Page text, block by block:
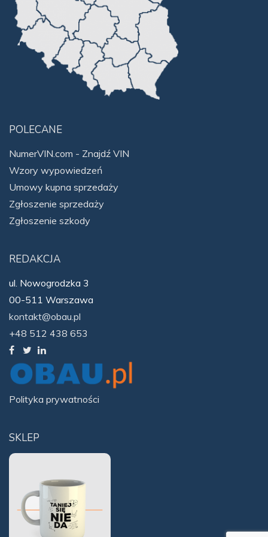
SKLEP
POLECANE
NumerVIN.com - Znajdź VIN
Wzory wypowiedzeń
Umowy kupna sprzedaży
Zgłoszenie sprzedaży
Zgłoszenie szkody
REDAKCJA
ul. Nowogrodzka 3
00-511 Warszawa
kontakt@obau.pl
+48 512 438 653
Polityka prywatności